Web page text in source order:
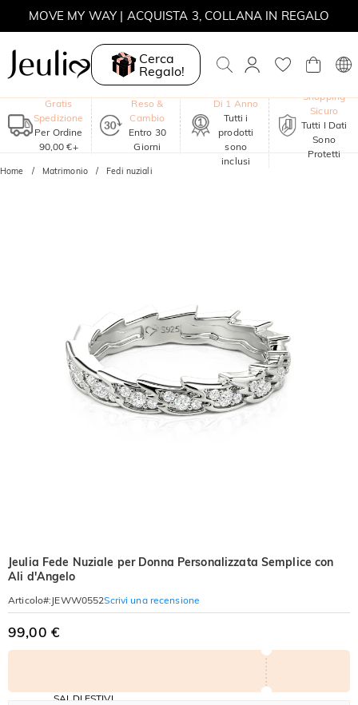
MOVE MY WAY | ACQUISTA 3, COLLANA IN REGALO
Cerca
Regalo!
Gratis
Spedizione
Per Ordine
90,00 €+
Reso &
Cambio
Entro 30
Giorni
Di 1 Anno
Tutti i
prodotti
sono
inclusi
Shopping
Sicuro
Tutti I Dati
Sono
Protetti
Home Matrimonio Fedi nuziali
Jeulia Fede Nuziale per Donna Personalizzata Semplice con
Ali d'Angelo
Articolo#: JEWW0552Scrivi una recensione
99,00 €
SALDI ESTIVI